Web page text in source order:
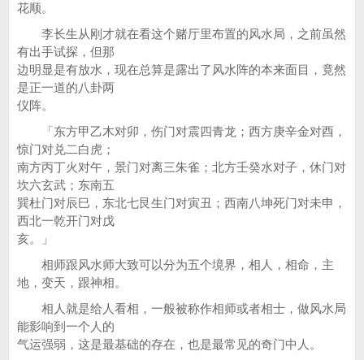
花顺。
李长生从刚才就在看这个赌厅里布置的风水局，之前虽然
有出手试探，但那
边明显是有放水，现在总算是露出了风水阵的本来面目，竟然
是正一道的八卦两
仪阵。
「东方甲乙木对卯，伤门对震四青龙；西方庚辛金对酉，
惊门对兑二白虎；
南方丙丁火对午，景门对离三朱雀；北方壬癸水对子，休门对
坎六玄武；东南五
巽杜门对辰巳，东北七艮生门对寅丑；西南八坤死门对未申，
西北一乾开门对戊
亥。」
相师跟风水师大致可以分为五个境界，相人，相命，主
地，变天，跟神相。
相人就是给人看相，一般被称作相师或者相士，做风水局
能影响到一个人的
气运强弱，这是最基础的存在，也是最常见的奇门中人。